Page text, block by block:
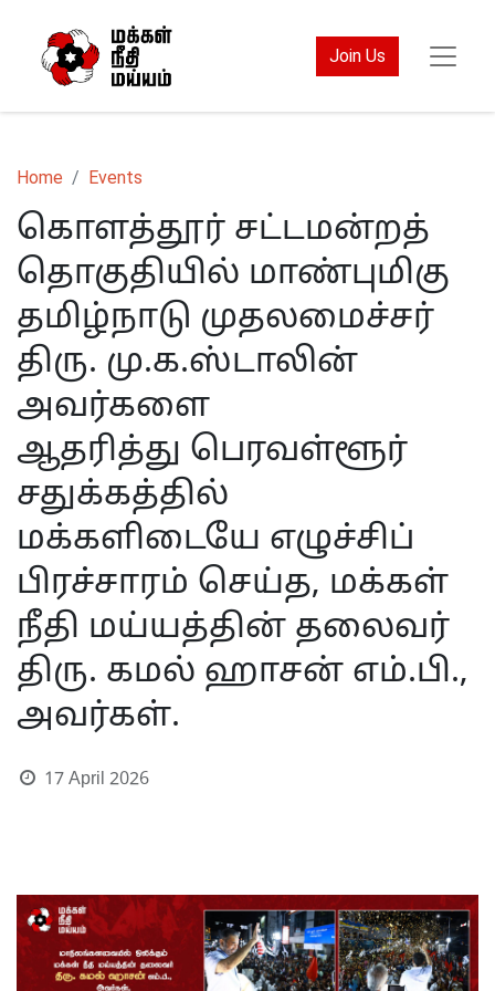
Join Us
Home Events
கொளத்தூர் சட்டமன்றத்
தொகுதியில் மாண்புமிகு
தமிழ்நாடு முதலமைச்சர்
திரு. மு.க.ஸ்டாலின்
அவர்களை
ஆதரித்து பெரவள்ளூர்
சதுக்கத்தில்
மக்களிடையே எழுச்சிப்
பிரச்சாரம் செய்த, மக்கள்
நீதி மய்யத்தின் தலைவர்
திரு. கமல் ஹாசன் எம்.பி.,
அவர்கள்.
17 April 2026